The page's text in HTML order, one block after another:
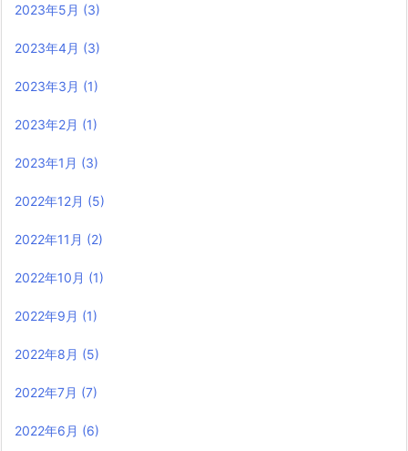
2023年5月 (3)
2023年4月 (3)
2023年3月 (1)
2023年2月 (1)
2023年1月 (3)
2022年12月 (5)
2022年11月 (2)
2022年10月 (1)
2022年9月 (1)
2022年8月 (5)
2022年7月 (7)
2022年6月 (6)